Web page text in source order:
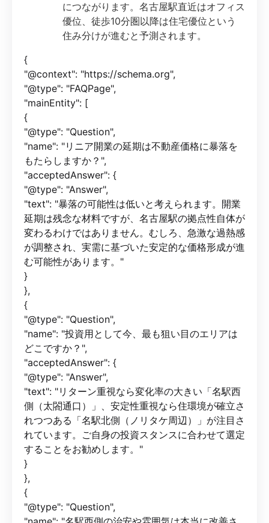
につながります。名古屋駅直近はオフィス
優位、徒歩10分圏以降は住宅優位という
住み分けが進むと予測されます。
{
"@context": "https://schema.org",
"@type": "FAQPage",
"mainEntity": [
{
"@type": "Question",
"name": "リニア開業の延期は不動産価格に暴落を
もたらしますか？",
"acceptedAnswer": {
"@type": "Answer",
"text": "暴落の可能性は低いと考えられます。開業
延期は残念な材料ですが、名古屋駅の拠点性自体が
変わるわけではありません。むしろ、急激な過熱感
が調整され、実需に基づいた安定的な価格形成が進
む可能性があります。"
}
},
{
"@type": "Question",
"name": "投資用として今、最も狙い目のエリアは
どこですか？",
"acceptedAnswer": {
"@type": "Answer",
"text": "リターン重視なら変化率の大きい「名駅西
側（太閤通口）」、安定性重視なら住環境が確立さ
れつつある「名駅北側（ノリタケ周辺）」が注目さ
れています。ご自身の投資スタンスに合わせて選定
することをお勧めします。"
}
},
{
"@type": "Question",